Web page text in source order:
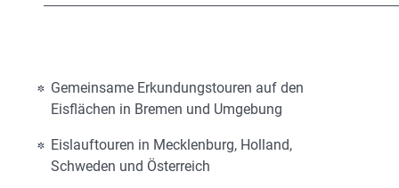
Gemeinsame Erkundungstouren auf den
Eisflächen in Bremen und Umgebung
Eislauftouren in Mecklenburg, Holland,
Schweden und Österreich